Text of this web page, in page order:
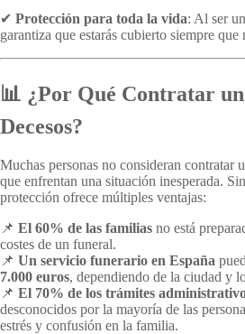
✔ Protección para toda la vida: Al ser
garantiza que estarás cubierto siempre
📊 ¿Por Qué Contratar
Decesos?
Muchas personas no consideran contratar
que enfrentan una situación inesperada.
protección ofrece múltiples ventajas:
📌 El 60% de las familias no está
costes de un funeral.
📌 Un servicio funerario en España
7.000 euros, dependiendo de la ciudad y
📌 El 70% de los trámites
desconocidos por la mayoría de las
estrés y confusión en la familia.